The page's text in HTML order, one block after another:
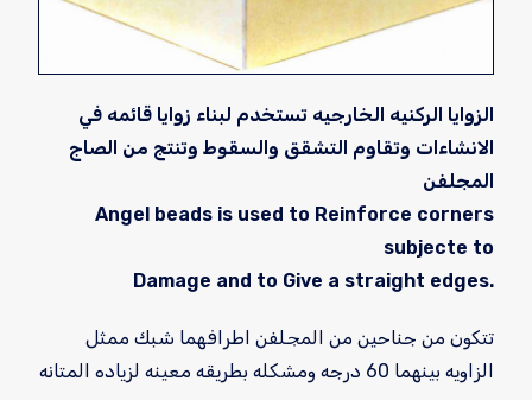
الزوايا الركنيه الخارجيه تستخدم لبناء زوايا قائمه في
الانشاءات وتقاوم التشقق والسقوط وتنتج من الصاج
المجلفن
Angel beads is used to Reinforce corners
subjecte to
Damage and to Give a straight edges.
تتكون من جناحين من المجلفن اطرافهما شبك ممثل
الزاويه بينهما 60 درجه ومشكله بطريقه معينه لزياده المتانه